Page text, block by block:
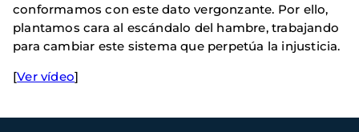
conformamos con este dato vergonzante. Por ello,
plantamos cara al escándalo del hambre, trabajando
para cambiar este sistema que perpetúa la injusticia.
[Ver vídeo]